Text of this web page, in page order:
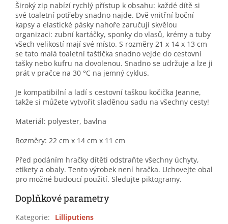
Široký zip nabízí rychlý přístup k obsahu: každé dítě si
své toaletní potřeby snadno najde. Dvě vnitřní boční
kapsy a elastické pásky nahoře zaručují skvělou
organizaci: zubní kartáčky, sponky do vlasů, krémy a tuby
všech velikostí mají své místo. S rozměry 21 x 14 x 13 cm
se tato malá toaletní taštička snadno vejde do cestovní
tašky nebo kufru na dovolenou. Snadno se udržuje a lze ji
prát v pračce na 30 °C na jemný cyklus.
Je kompatibilní a ladí s cestovní taškou kočička Jeanne,
takže si můžete vytvořit sladěnou sadu na všechny cesty!
Materiál: polyester, bavlna
Rozměry: 22 cm x 14 cm x 11 cm
Před podáním hračky dítěti odstraňte všechny úchyty,
etikety a obaly. Tento výrobek není hračka. Uchovejte obal
pro možné budoucí použití. Sledujte piktogramy.
Doplňkové parametry
Kategorie:
Lilliputiens